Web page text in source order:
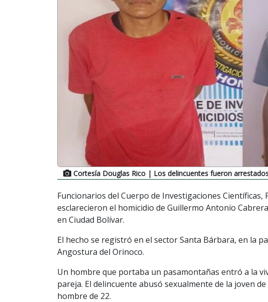
Cortesía Douglas Rico | Los delincuentes fueron
Funcionarios del Cuerpo de Investigaciones Científicas,
esclarecieron el homicidio de Guillermo Antonio
en Ciudad Bolívar.
El hecho se registró en el sector Santa Bárbara, en la
Angostura del Orinoco.
Un hombre que portaba un pasamontañas entró a la
pareja. El delincuente abusó sexualmente de la joven
hombre de 22.